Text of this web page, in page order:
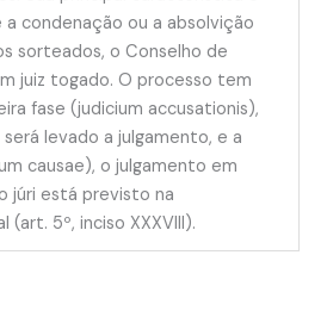
a condenação ou a absolvição
sorteados, o Conselho de
juiz togado. O processo tem
fase (judicium accusationis),
levado a julgamento, e a
causae), o julgamento em
júri está previsto na
5º, inciso XXXVIII).